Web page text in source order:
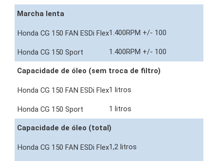
Marcha lenta
1.400RPM +/- 100
1.400RPM +/- 100
Capacidade de óleo (sem troca de filtro)
1 litros
1 litros
Capacidade de óleo (total)
1,2 litros